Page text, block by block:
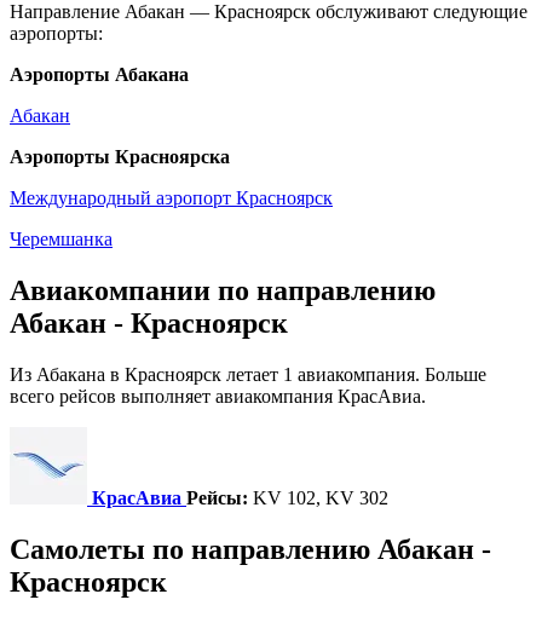
Направление Абакан — Красноярск обслуживают следующие
аэропорты:
Аэропорты Абакана
Абакан
Аэропорты Красноярска
Международный аэропорт Красноярск
Черемшанка
Авиакомпании по направлению
Абакан - Красноярск
Из Абакана в Красноярск летает 1 авиакомпания. Больше
всего рейсов выполняет авиакомпания КрасАвиа.
КрасАвиа Рейсы: KV 102, KV 302
Самолеты по направлению Абакан -
Красноярск